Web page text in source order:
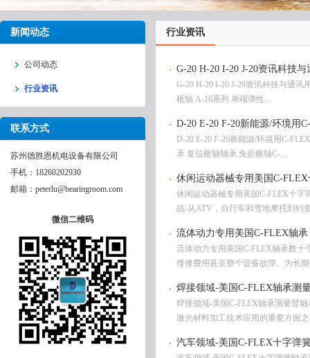
新闻动态
公司动态
行业资讯
联系方式
苏州德胜恩机电设备有限公司
手机：18260202930
邮箱：peterlu@bearingroom.com
微信二维码
行业资讯
G-20 H-20 I-20 J-20资讯科技
G-20 H-20 I-20 J-20资讯科技与通讯
枢轴 A-10系列 单端弹性...
D-20 E-20 F-20新能源/环境用
D-20 E-20 F-20新能源/环境用C-
承 复位枢轴轴承 免折枢轴C-...
休闲运动器械专用美国C-
休闲运动器械专用美国C-FLEX十字
战-从ATV，自行车和雪地摩托到钓
流体动力专用美国C-FLEX轴承
流体动力专用美国C-FLEX轴承数十
维修费用甚至整个设备故障。为长
焊接领域-美国C-FLEX轴承测
焊接领域-美国C-FLEX轴承测量臂
激光材料加工技术应用的重要方面
汽车领域-美国C-FLEX十字弹